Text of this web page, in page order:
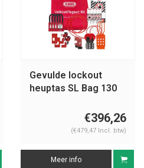
Gevulde lockout
heuptas SL Bag 130
€396,26
(€479,47 Incl. btw)
Meer info